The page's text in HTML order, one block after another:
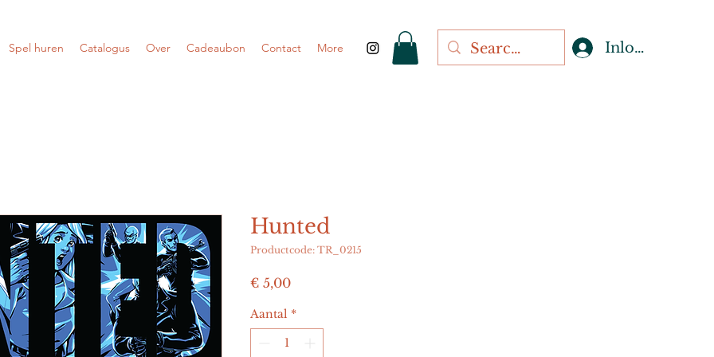
Spel huren Catalogus Over Cadeaubon Contact More Inloggen
Hunted
Productcode: TR_0215
€ 5,00Prijs
Aantal *